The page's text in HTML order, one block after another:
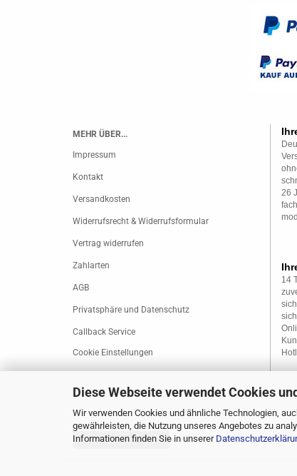
Diese Webseite verwendet Cookies
Wir verwenden Cookies und ähnliche Technologien,
gewährleisten, die Nutzung unseres Angebotes zu
Informationen finden Sie in unserer
MEHR ÜBER...
Impressum
Kontakt
Versandkosten
Widerrufsrecht & Widerrufsformular
Vertrag widerrufen
Zahlarten
AGB
Privatsphäre und Datenschutz
Callback Service
Cookie Einstellungen
26
14
Vertrag widerrufen